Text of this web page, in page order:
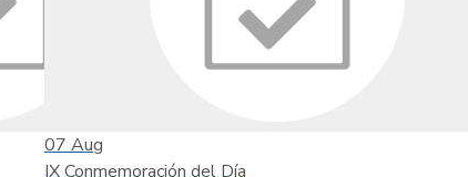
07 Aug
IX Conmemoración del Día